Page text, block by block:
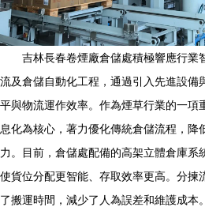
吉林長春卷煙廠倉儲處積極響應行業
流及倉儲自動化工程，通過引入先進設備
平與物流運作效率。作為煙草行業的一項
息化為核心，著力優化傳統倉儲流程，降
力。目前，倉儲處配備的高架立體倉庫系
使貨位分配更智能、存取效率更高。分揀
了搬運時間，減少了人為誤差和維護成本